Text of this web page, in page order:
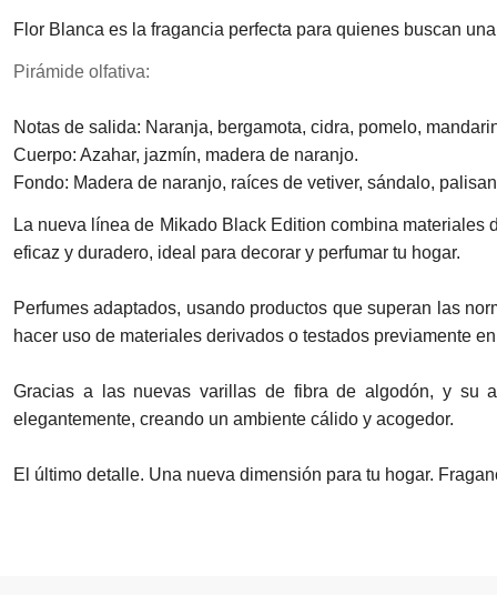
Flor Blanca es la fragancia perfecta para quienes buscan
Pirámide olfativa:
Notas de salida: Naranja, bergamota, cidra, pomelo,
Cuerpo: Azahar, jazmín, madera de naranjo.
Fondo: Madera de naranjo, raíces de vetiver, sándalo,
La nueva línea de Mikado Black Edition combina
eficaz y duradero, ideal para decorar y perfumar tu hogar.
Perfumes adaptados, usando productos que superan las
hacer uso de materiales derivados o testados previamente
Gracias a las nuevas varillas de fibra de algodón, y su
elegantemente, creando un ambiente cálido y acogedor.
El último detalle. Una nueva dimensión para tu hogar.